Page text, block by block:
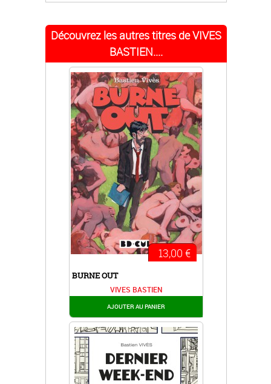
Découvrez les autres titres de VIVES
BASTIEN....
BURNE OUT
VIVES BASTIEN
13,00 €
AJOUTER AU PANIER